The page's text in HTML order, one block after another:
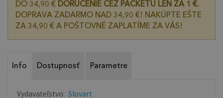
DO 34,90 € DORUČENIE CEZ PACKETU LEN ZA 1 €.
DOPRAVA ZADARMO NAD 34,90 €! NAKÚPTE EŠTE
ZA 34,90 € A POŠTOVNÉ ZAPLATÍME ZA VÁS!
Info Dostupnosť Parametre
Vydavateľstvo: Slovart